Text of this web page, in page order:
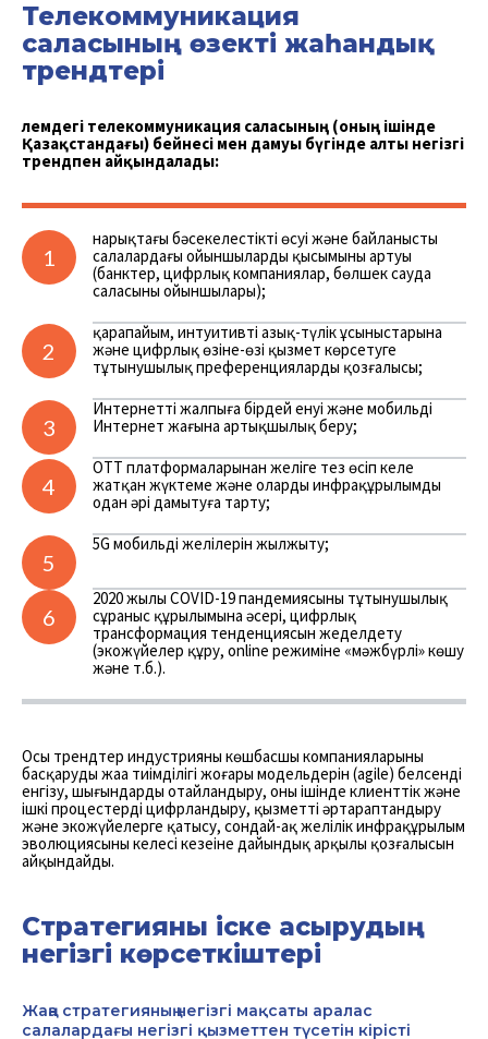
Телекоммуникация
саласының өзекті жаһандық
трендтері
Әлемдегі телекоммуникация саласының (оның ішінде
Қазақстандағы) бейнесі мен дамуы бүгінде алты негізгі
трендпен айқындалады:
1
нарықтағы бәсекелестіктің өсуі және байланысты
салалардағы ойыншылардың қысымының артуы
(банктер, цифрлық компаниялар, бөлшек сауда
саласының ойыншылары);
2
қарапайым, интуитивті азық-түлік ұсыныстарына
және цифрлық өзіне-өзі қызмет көрсетуге
тұтынушылық преференциялардың қозғалысы;
3
Интернеттің жалпыға бірдей енуі және мобильді
Интернет жағына артықшылық беру;
4
OTT платформаларынан желіге тез өсіп келе
жатқан жүктеме және оларды инфрақұрылымды
одан әрі дамытуға тарту;
5
5G мобильді желілерін жылжыту;
6
2020 жылы COVID-19 пандемиясының тұтынушылық
сұраныс құрылымына әсері, цифрлық
трансформация тенденциясын жеделдету
(экожүйелер құру, online режиміне «мәжбүрлі» көшу
және т.б.).
Осы трендтер индустрияның көшбасшы компанияларының
басқарудың жаңа тиімділігі жоғары модельдерін (agile) белсенді
енгізу, шығындарды оңтайландыру, оның ішінде клиенттік және
ішкі процестерді цифрландыру, қызметті әртараптандыру
және экожүйелерге қатысу, сондай-ақ желілік инфрақұрылым
эволюциясының келесі кезеңіне дайындық арқылы қозғалысын
айқындайды.
Стратегияны іске асырудың
негізгі көрсеткіштері
Жаңа стратегияның негізгі мақсаты аралас
салалардағы негізгі қызметтен түсетін кірісті